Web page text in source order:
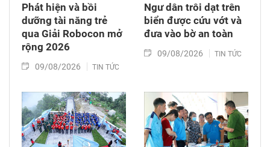
Phát hiện và bồi
dưỡng tài năng trẻ
qua Giải Robocon mở
rộng 2026
09/08/2026 TIN TỨC
Ngư dân trôi dạt trên
biển được cứu vớt và
đưa vào bờ an toàn
09/08/2026 TIN TỨC